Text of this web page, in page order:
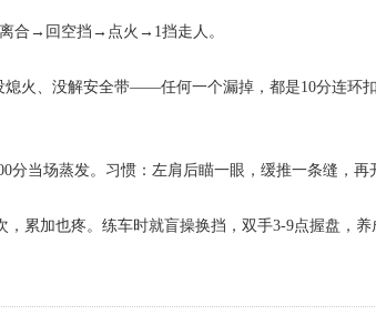
合→回空挡→点火→1挡走人。
熄火、没解安全带——任何一个漏掉，都是10分连环
分当场蒸发。习惯：左肩后瞄一眼，缓推一条缝，再
累加也疼。练车时就盲操换挡，双手3-9点握盘，养